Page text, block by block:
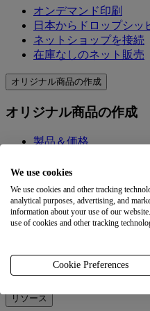
オンデマンド印刷
日本からドロップシッ
ネットショップを接続
在庫なしのネット販売
オリジナル商品の作成
オリジナル商品の作成
製品＆価格
Printfulの品質
デザイン作成ツール
マーケティングを学ぶ
ブログ
リソース
We use cookies
We use cookies and other tracking
analytical purposes, advertising, and
information about your use of our
use of cookies and other tracking
Cookie Preferences